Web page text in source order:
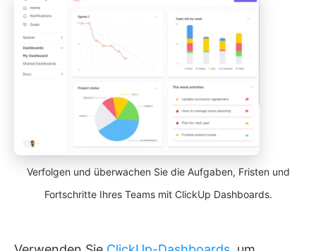
Verfolgen und überwachen Sie die Aufgaben, Fristen und
Fortschritte Ihres Teams mit ClickUp Dashboards.